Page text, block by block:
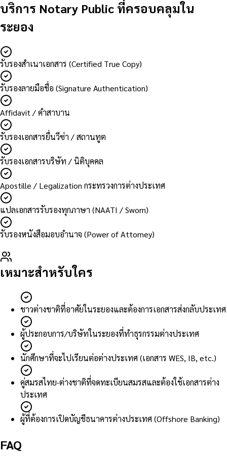
บริการ Notary Public ที่ครอบคลุมใน
ระยอง
รับรองสำเนาเอกสาร (Certified True Copy)
รับรองลายมือชื่อ (Signature Authentication)
Affidavit / คำสาบาน
รับรองเอกสารยื่นวีซ่า / สถานทูต
รับรองเอกสารบริษัท / นิติบุคคล
Apostille / Legalization กระทรวงการต่างประเทศ
แปลเอกสารรับรองทุกภาษา (NAATI / Sworn)
รับรองหนังสือมอบอำนาจ (Power of Attorney)
เหมาะสำหรับใคร
ชาวต่างชาติที่อาศัยในระยองและต้องการเอกสารส่งกลับประเทศ
ผู้ประกอบการ/บริษัทในระยองที่ทำธุรกรรมต่างประเทศ
นักศึกษาที่จะไปเรียนต่อต่างประเทศ (เอกสาร WES, IB, etc.)
คู่สมรสไทย-ต่างชาติที่จดทะเบียนสมรสและต้องใช้เอกสารต่าง
ประเทศ
ผู้ที่ต้องการเปิดบัญชีธนาคารต่างประเทศ (Offshore Banking)
FAQ